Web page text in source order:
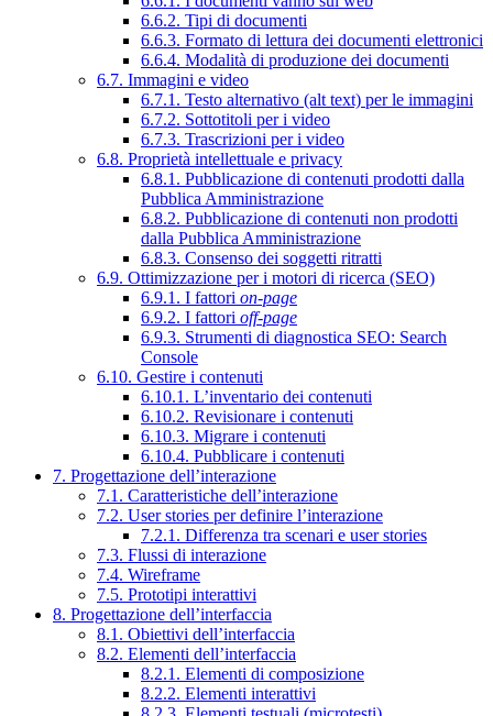
6.6.2. Tipi di documenti
6.6.3. Formato di lettura dei documenti elettronici
6.6.4. Modalità di produzione dei documenti
6.7. Immagini e video
6.7.1. Testo alternativo (alt text) per le immagini
6.7.2. Sottotitoli per i video
6.7.3. Trascrizioni per i video
6.8. Proprietà intellettuale e privacy
6.8.1. Pubblicazione di contenuti prodotti dalla
Pubblica Amministrazione
6.8.2. Pubblicazione di contenuti non prodotti
dalla Pubblica Amministrazione
6.8.3. Consenso dei soggetti ritratti
6.9. Ottimizzazione per i motori di ricerca (SEO)
6.9.1. I fattori on-page
6.9.2. I fattori off-page
6.9.3. Strumenti di diagnostica SEO: Search
Console
6.10. Gestire i contenuti
6.10.1. L’inventario dei contenuti
6.10.2. Revisionare i contenuti
6.10.3. Migrare i contenuti
6.10.4. Pubblicare i contenuti
7. Progettazione dell’interazione
7.1. Caratteristiche dell’interazione
7.2. User stories per definire l’interazione
7.2.1. Differenza tra scenari e user stories
7.3. Flussi di interazione
7.4. Wireframe
7.5. Prototipi interattivi
8. Progettazione dell’interfaccia
8.1. Obiettivi dell’interfaccia
8.2. Elementi dell’interfaccia
8.2.1. Elementi di composizione
8.2.2. Elementi interattivi